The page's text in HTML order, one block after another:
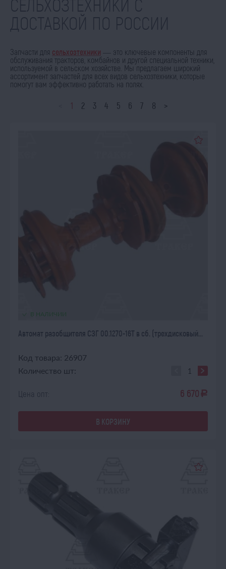
ДОСТАВКОЙ ПО РОССИИ
Запчасти для сельхозтехники — это ключевые компоненты для
обслуживания тракторов, комбайнов и другой специальной техники,
используемой в сельском хозяйстве. Мы предлагаем широкий
ассортимент запчастей для всех видов сельхозтехники, которые
помогут вам эффективно работать на полях.
1 2 3 4 5 6 7 8 >
В НАЛИЧИИ
Автомат разобщителя СЗГ 00.1270-16Т в сб. (трехдисковый...
Код товара: 26907
Количество шт:
Цена опт: 6 670 a
В КОРЗИНУ